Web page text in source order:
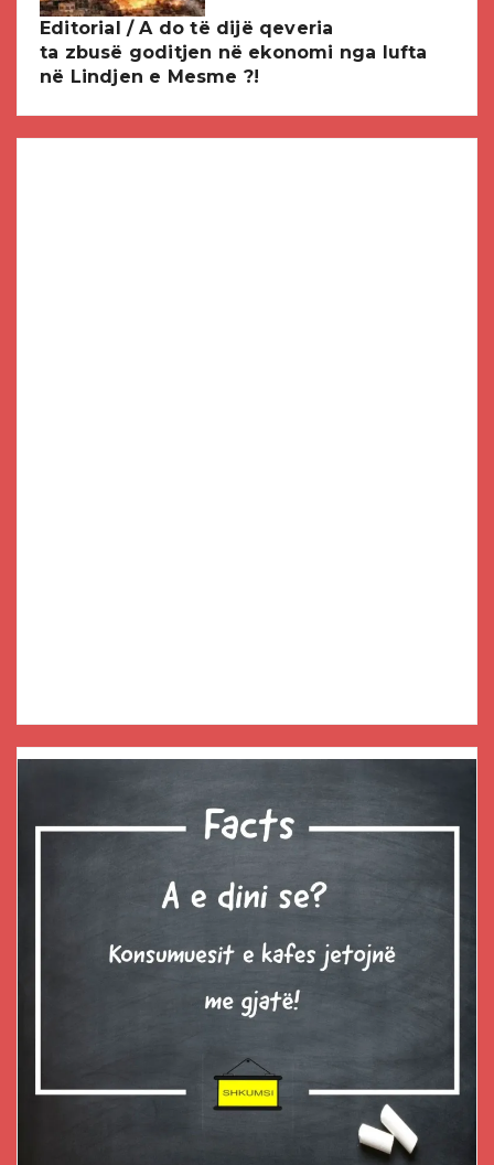
Editorial / A do të dijë qeveria
ta zbusë goditjen në ekonomi nga lufta
në Lindjen e Mesme ?!